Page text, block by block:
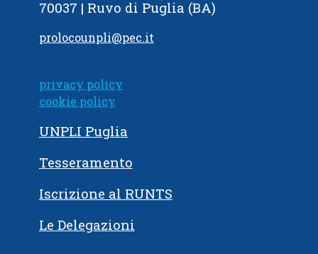
70037 | Ruvo di Puglia (BA)
prolocounpli@pec.it
privacy policy
cookie policy
UNPLI Puglia
Tesseramento
Iscrizione al RUNTS
Le Delegazioni